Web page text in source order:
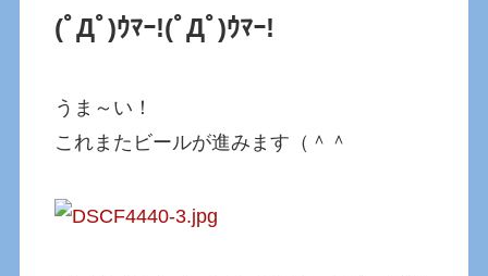
(ﾟДﾟ)ｳﾏｰ!(ﾟДﾟ)ｳﾏｰ!
うま～い！
これまたビールが進みます（＾＾